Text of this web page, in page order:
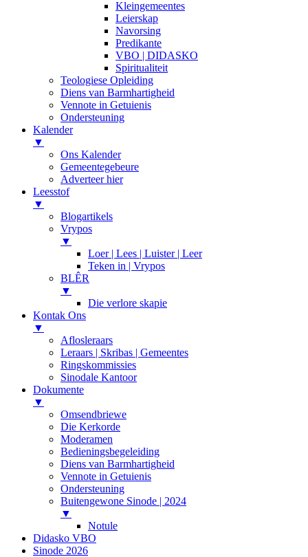
Kleingemeentes
Leierskap
Navorsing
Predikante
VBO | DIDASKO
Spiritualiteit
Teologiese Opleiding
Diens van Barmhartigheid
Vennote in Getuienis
Ondersteuning
Kalender
▼
Ons Kalender
Gemeentegebeure
Adverteer hier
Leesstof
▼
Blogartikels
Vrypos
▼
Loer | Lees | Luister | Leer
Teken in | Vrypos
BLÊR
▼
Die verlore skapie
Kontak Ons
▼
Aflosleraars
Leraars | Skribas | Gemeentes
Ringskommissies
Sinodale Kantoor
Dokumente
▼
Omsendbriewe
Die Kerkorde
Moderamen
Bedieningsbegeleiding
Diens van Barmhartigheid
Vennote in Getuienis
Ondersteuning
Buitengewone Sinode | 2024
▼
Notule
Didasko VBO
Sinode 2026